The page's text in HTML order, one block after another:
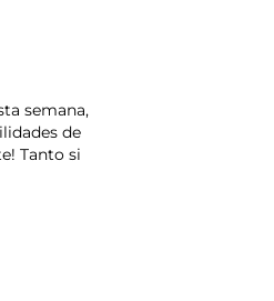
semana,
de
Tanto si